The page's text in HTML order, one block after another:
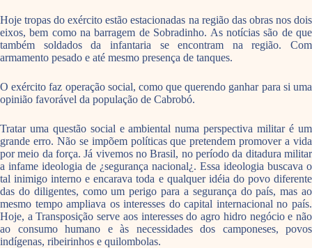
Hoje tropas do exército estão estacionadas na região das obras nos dois
eixos, bem como na barragem de Sobradinho. As notícias são de que
também soldados da infantaria se encontram na região. Com
armamento pesado e até mesmo presença de tanques.
O exército faz operação social, como que querendo ganhar para si uma
opinião favorável da população de Cabrobó.
Tratar uma questão social e ambiental numa perspectiva militar é um
grande erro. Não se impõem políticas que pretendem promover a vida
por meio da força. Já vivemos no Brasil, no período da ditadura militar
a infame ideologia de ¿segurança nacional¿. Essa ideologia buscava o
tal inimigo interno e encarava toda e qualquer idéia do povo diferente
das do diligentes, como um perigo para a segurança do país, mas ao
mesmo tempo ampliava os interesses do capital internacional no país.
Hoje, a Transposição serve aos interesses do agro hidro negócio e não
ao consumo humano e às necessidades dos camponeses, povos
indígenas, ribeirinhos e quilombolas.